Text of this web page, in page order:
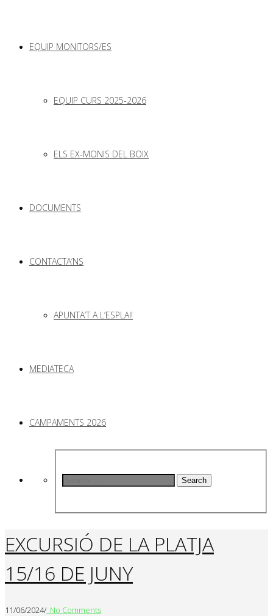
EQUIP MONITORS/ES
EQUIP CURS 2025-2026
ELS EX-MONIS DEL BOIX
DOCUMENTS
CONTACTA’NS
APUNTA’T A L’ESPLAI!
MEDIATECA
CAMPAMENTS 2026
Search
EXCURSIÓ DE LA PLATJA
15/16 DE JUNY
11/06/2024/ No Comments